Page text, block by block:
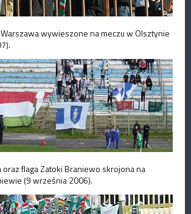
wywieszone na meczu w Olsztynie
flaga Zatoki Braniewo skrojona na
(9 września 2006).